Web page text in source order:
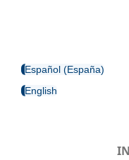
Español (España)
English